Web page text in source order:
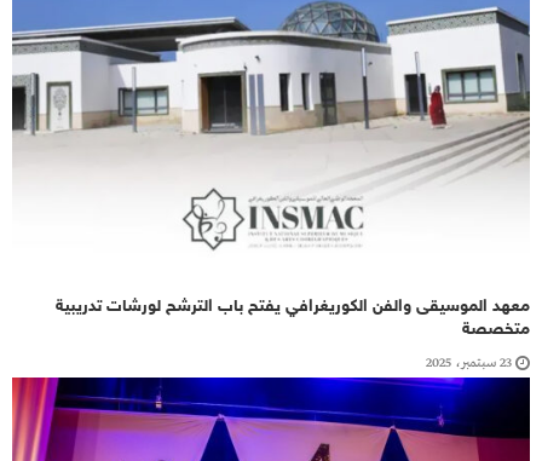
معهد الموسيقى والفن الكوريغرافي يفتح باب الترشح لورشات تدريبية
متخصصة
23 سبتمبر، 2025